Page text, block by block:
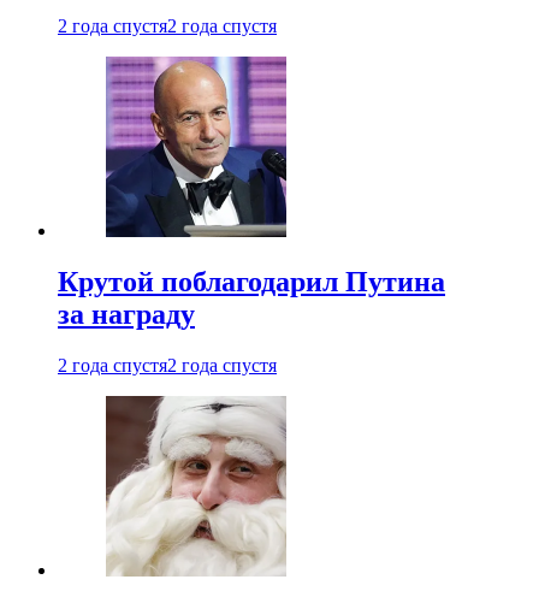
2 года спустя2 года спустя
Крутой поблагодарил Путина
за награду
2 года спустя2 года спустя